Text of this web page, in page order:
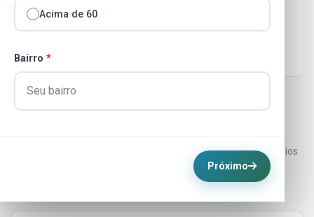
Acima de 60
Bairro *
Próximo
Seu endereço de e-mail não será publicado. Campos obrigatórios